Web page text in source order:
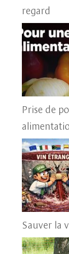
regard
Prise de
Sauver la